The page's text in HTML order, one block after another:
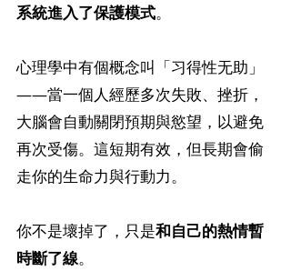
系統進入了保護模式。
心理學中有個概念叫「习得性无助」
——當一個人經歷多次失敗、挫折，
大腦會自動關閉預期與慾望，以避免
再次受傷。這短期有效，但長期會偷
走你的生命力與行動力。
你不是壞掉了，只是和自己的熱情暫
時斷了線。